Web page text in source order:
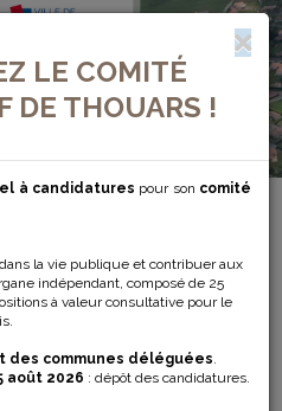
LE COMITÉ
DE THOUARS !
à candidatures pour son comité
la vie publique et contribuer aux
indépendant, composé de 25
à valeur consultative pour le
des communes déléguées.
août 2026 : dépôt des candidatures.
de la commune